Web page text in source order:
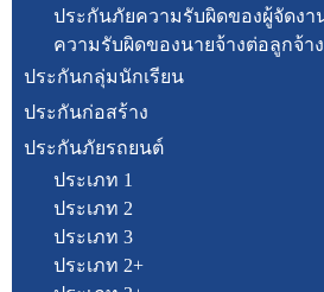
ประกันภัยความรับผิดของผู้จัดงาน
ความรับผิดของนายจ้างต่อลูกจ้าง
ประกันกลุ่มนักเรียน
ประกันก่อสร้าง
ประกันภัยรถยนต์
ประเภท 1
ประเภท 2
ประเภท 3
ประเภท 2+